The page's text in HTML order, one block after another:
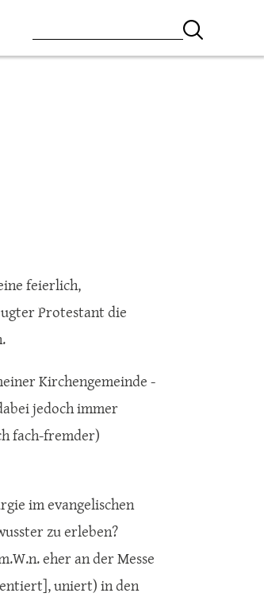
feierlich,
Protestant die
Kirchengemeinde -
jedoch immer
fach-fremder)
im evangelischen
zu erleben?
eher an der Messe
uniert) in den